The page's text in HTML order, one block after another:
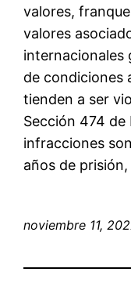
valores,
valores
internacionales
de condiciones
tienden a ser
Sección 474 de
infracciones
años de
noviembre 11,